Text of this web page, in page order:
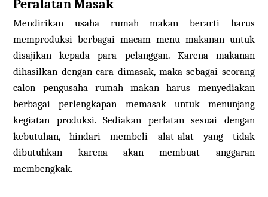
Peralatan Masak
Mendirikan usaha rumah makan berarti harus
memproduksi berbagai macam menu makanan untuk
disajikan kepada para pelanggan. Karena makanan
dihasilkan dengan cara dimasak, maka sebagai seorang
calon pengusaha rumah makan harus menyediakan
berbagai perlengkapan memasak untuk menunjang
kegiatan produksi. Sediakan perlatan sesuai dengan
kebutuhan, hindari membeli alat-alat yang tidak
dibutuhkan karena akan membuat anggaran
membengkak.